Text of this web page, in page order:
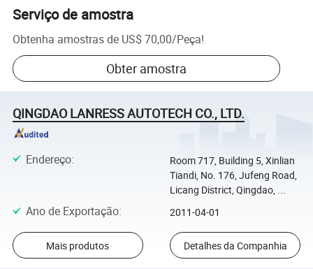
Serviço de amostra
Obtenha amostras de US$ 70,00/Peça!
Obter amostra
QINGDAO LANRESS AUTOTECH CO., LTD.
Endereço:
Room 717, Building 5, Xinlian
Tiandi, No. 176, Jufeng Road,
Licang District, Qingdao, ...
Ano de Exportação: 2011-04-01
Mais produtos Detalhes da Companhia